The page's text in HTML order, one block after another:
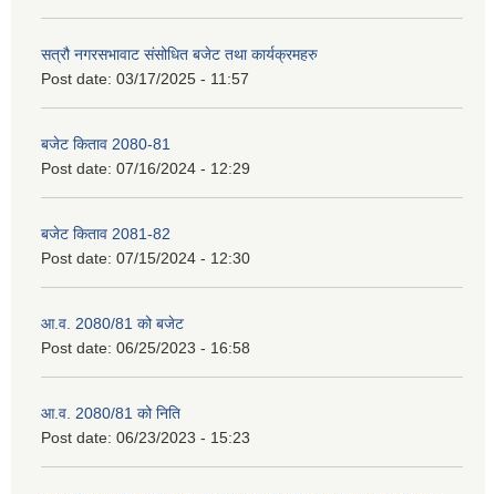
सत्रौ नगरसभावाट संसोधित बजेट तथा कार्यक्रमहरु
Post date: 03/17/2025 - 11:57
बजेट किताव 2080-81
Post date: 07/16/2024 - 12:29
बजेट किताव 2081-82
Post date: 07/15/2024 - 12:30
आ.व. 2080/81 को बजेट
Post date: 06/25/2023 - 16:58
आ.व. 2080/81 को निति
Post date: 06/23/2023 - 15:23